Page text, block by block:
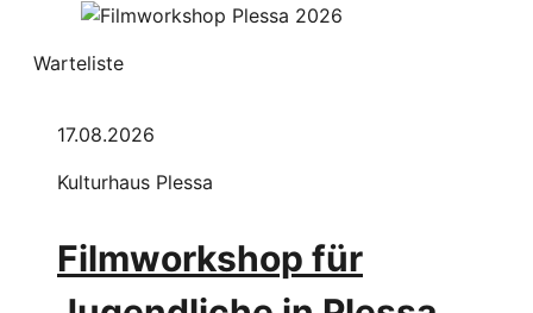
Warteliste
17.08.2026
Kulturhaus Plessa
Filmworkshop für